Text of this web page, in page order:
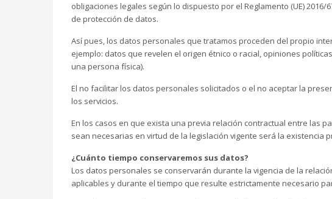
obligaciones legales según lo dispuesto por el Reglamento (UE)
de protección de datos.
Así pues, los datos personales que tratamos proceden del propio
ejemplo: datos que revelen el origen étnico o racial, opiniones
una persona física).
El no facilitar los datos personales solicitados o el no aceptar la
los servicios.
En los casos en que exista una previa relación contractual entre las
sean necesarias en virtud de la legislación vigente será la existencia
¿Cuánto tiempo conservaremos sus datos?
Los datos personales se conservarán durante la vigencia de la
aplicables y durante el tiempo que resulte estrictamente necesario